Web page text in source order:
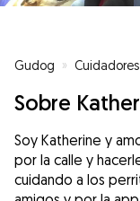
Gudog »
Sobre
Soy Katherine y
por la calle y
cuidando a los